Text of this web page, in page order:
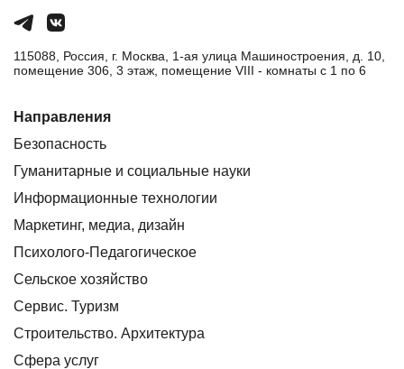
115088, Россия, г. Москва, 1-ая улица Машиностроения, д. 10,
помещение 306, 3 этаж, помещение VIII - комнаты с 1 по 6
Направления
Безопасность
Гуманитарные и социальные науки
Информационные технологии
Маркетинг, медиа, дизайн
Психолого-Педагогическое
Сельское хозяйство
Сервис. Туризм
Строительство. Архитектура
Сфера услуг